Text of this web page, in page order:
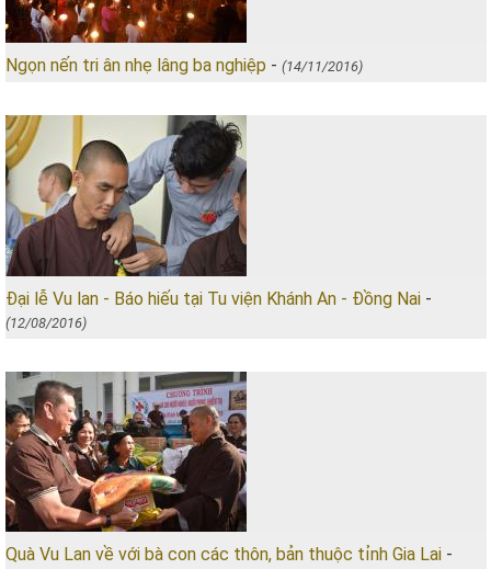
Ngọn nến tri ân nhẹ lâng ba nghiệp - (14/11/2016)
Đại lễ Vu lan - Báo hiếu tại Tu viện Khánh An - Đồng Nai -
(12/08/2016)
Quà Vu Lan về với bà con các thôn, bản thuộc tỉnh Gia Lai -